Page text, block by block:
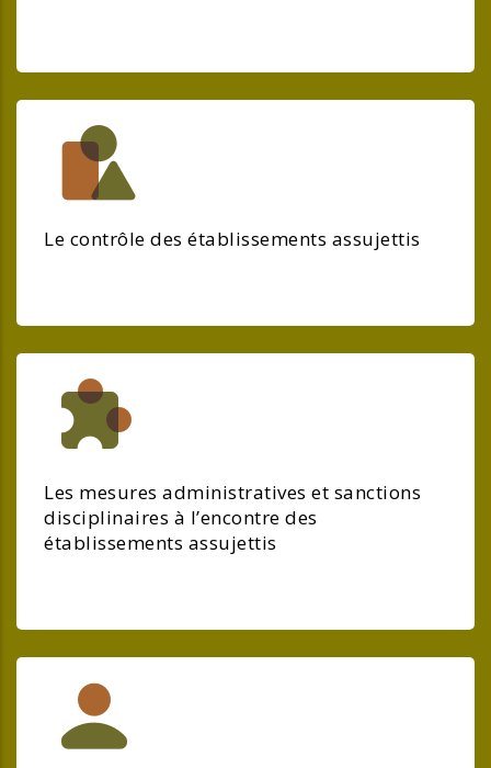
Le contrôle des établissements assujettis
Les mesures administratives et sanctions
disciplinaires à l’encontre des
établissements assujettis